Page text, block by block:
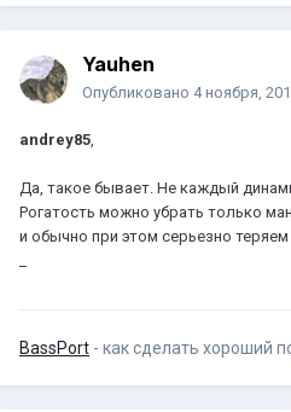
Yauhen
Опубликовано 4 ноября,
andrey85,
Да, такое бывает. Не каждый
Рогатость можно убрать только
и обычно при этом серьезно теряем
BassPort - как сделать хороший